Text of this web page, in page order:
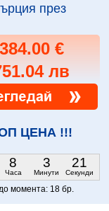
през
384.00 €
лв
ЦЕНА !!!
8
Часа
3
Минути
20
Секунди
момента: 18 бр.